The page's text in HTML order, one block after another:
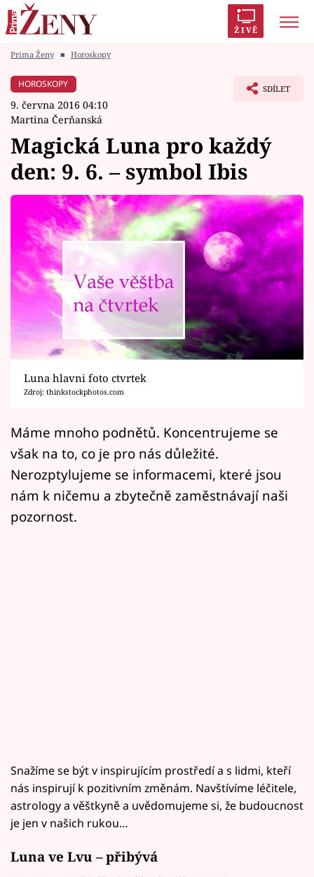
ŽIVĚ
Módní alarm
Témata
Celebrity
Vztahy
Seriály
Horoskopy
Sledujte prima+
Filmový festival Karlovy Vary
Mámy sobě
Přihlášení
Prima Ženy ■ Horoskopy
HOROSKOPY
9. června 2016 04:10
Martina Čerňanská
SDÍLET
Magická Luna pro každý
den: 9. 6. – symbol Ibis
Luna hlavni foto ctvrtek
Zdroj: thinkstockphotos.com
Máme mnoho podnětů. Koncentrujeme se
však na to, co je pro nás důležité.
Nerozptylujeme se informacemi, které jsou
nám k ničemu a zbytečně zaměstnávají naši
pozornost.
Snažíme se být v inspirujícím prostředí a s lidmi, kteří
nás inspirují k pozitivním změnám. Navštívíme léčitele,
astrology a věštkyně a uvědomujeme si, že budoucnost
je jen v našich rukou…
Luna ve Lvu – přibývá